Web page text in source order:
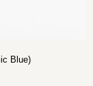
Blue)